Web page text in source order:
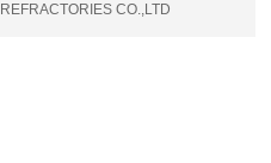
CO.,LTD